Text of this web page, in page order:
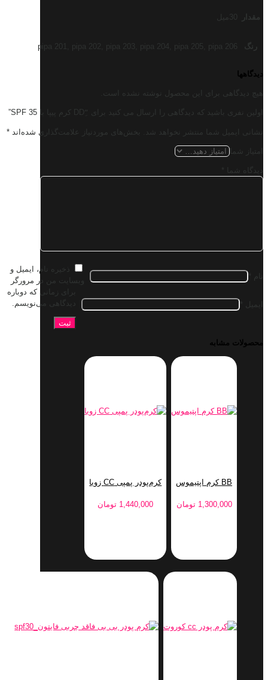
مقدار 30میل
رنگ pipa 201, pipa 202, pipa 203, pipa 204, pipa 205, pipa 206
دیدگاهها
هیچ دیدگاهی برای این محصول نوشته نشده است.
اولین نفری باشید که دیدگاهی را ارسال می کنید برای “ِDD کرم پیپا با SPF 35”
نشانی ایمیل شما منتشر نخواهد شد. بخش‌های موردنیاز علامت‌گذاری شده‌اند *
امتیاز شما
دیدگاه شما *
نام *
ایمیل *
ذخیره نام، ایمیل و
وبسایت من در مرورگر
برای زمانی که دوباره
دیدگاهی می‌نویسم.
محصولات مشابه
BB کرم اپتیموس
1,300,000 تومان
کرم‌پودر پمپی CC زویا
1,440,000 تومان